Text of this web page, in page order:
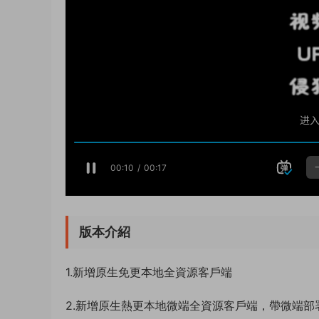
版本介紹
1.新增原生免更本地全資源客戶端
2.新增原生熱更本地微端全資源客戶端，帶微端部